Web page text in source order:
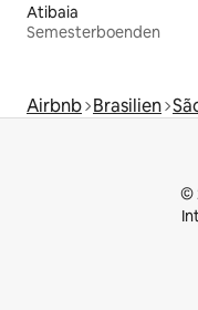
Atibaia
Semesterboenden
Airbnb Brasilien
©